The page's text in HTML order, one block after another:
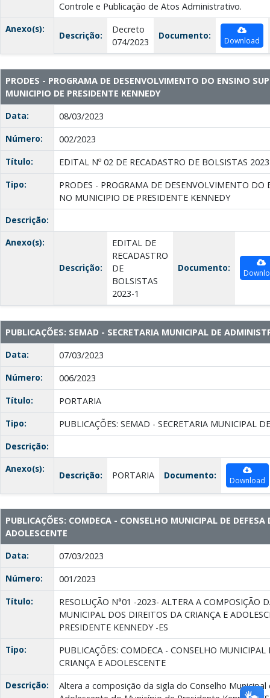
Controle e Publicação de Atos Administrativo.
Anexo(s):
Descrição:
Decreto
074/2023
Documento: Download
PRODES - PROGRAMA DE DESENVOLVIMENTO DO ENSINO
MUNICIPIO DE PRESIDENTE KENNEDY
Data:
08/03/2023
Número:
002/2023
Título:
EDITAL Nº 02 DE RECADASTRO DE BOLSISTAS
Tipo:
PRODES - PROGRAMA DE DESENVOLVIMENTO DO
NO MUNICIPIO DE PRESIDENTE KENNEDY
Descrição:
Anexo(s):
Descrição:
EDITAL DE
RECADASTRO
DE
BOLSISTAS
2023-1
Documento:
PUBLICAÇÕES: SEMAD - SECRETARIA MUNICIPAL DE
Data:
07/03/2023
Número:
006/2023
Título:
PORTARIA
Tipo:
PUBLICAÇÕES: SEMAD - SECRETARIA MUNICIPAL
Descrição:
Anexo(s):
Descrição: PORTARIA Documento: Download
PUBLICAÇÕES: COMDECA - CONSELHO MUNICIPAL DE
ADOLESCENTE
Data:
07/03/2023
Número:
001/2023
Título:
RESOLUÇÃO N°01 -2023- ALTERA A COMPOSIÇÃO
MUNICIPAL DOS DIREITOS DA CRIANÇA E
PRESIDENTE KENNEDY -ES
Tipo:
PUBLICAÇÕES: COMDECA - CONSELHO
CRIANÇA E ADOLESCENTE
Descrição:
Altera a composição da sigla do Conselho